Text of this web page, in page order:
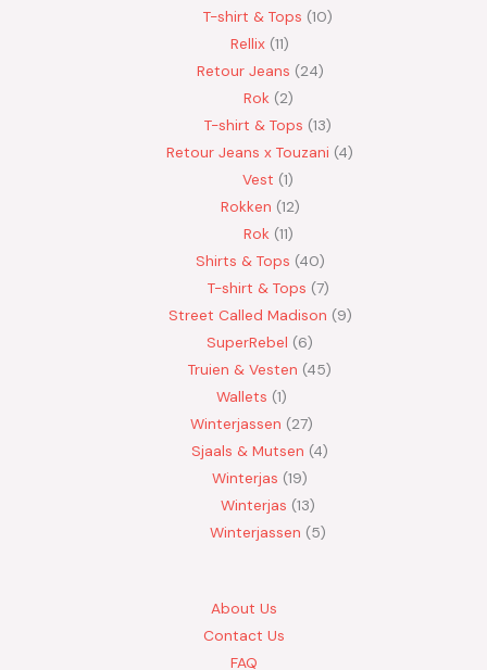
T-shirt & Tops 10
Rellix 11
Retour Jeans 24
Rok 2
T-shirt & Tops 13
Retour Jeans x Touzani 4
Vest 1
Rokken 12
Rok 11
Shirts & Tops 40
T-shirt & Tops 7
Street Called Madison 9
SuperRebel
6
Truien & Vesten 45
Wallets 1
Winterjassen
27
Sjaals & Mutsen 4
Winterjas 19
Winterjas 13
Winterjassen
5
About Us
Contact Us
FAQ